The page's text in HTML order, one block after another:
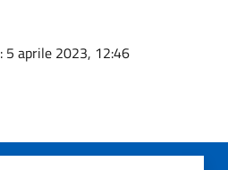
: 5 aprile 2023, 12:46